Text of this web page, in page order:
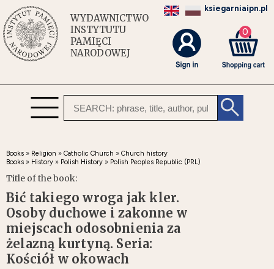
WYDAWNICTWO
INSTYTUTU
PAMIĘCI
NARODOWEJ
ksiegarniaipn.pl
0
Books » Religion » Catholic Church » Church history
Books » History » Polish History » Polish Peoples Republic (PRL)
Title of the book:
Bić takiego wroga jak kler.
Osoby duchowe i zakonne w
miejscach odosobnienia za
żelazną kurtyną. Seria:
Kościół w okowach